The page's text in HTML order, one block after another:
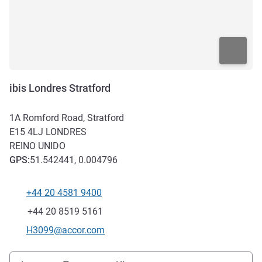
ibis Londres Stratford
1A Romford Road, Stratford
E15 4LJ LONDRES
REINO UNIDO
GPS:51.542441, 0.004796
Telefone
+44 20 4581 9400
Fax
+44 20 8519 5161
E-mail de contacto
H3099@accor.com
Acesso e transporte